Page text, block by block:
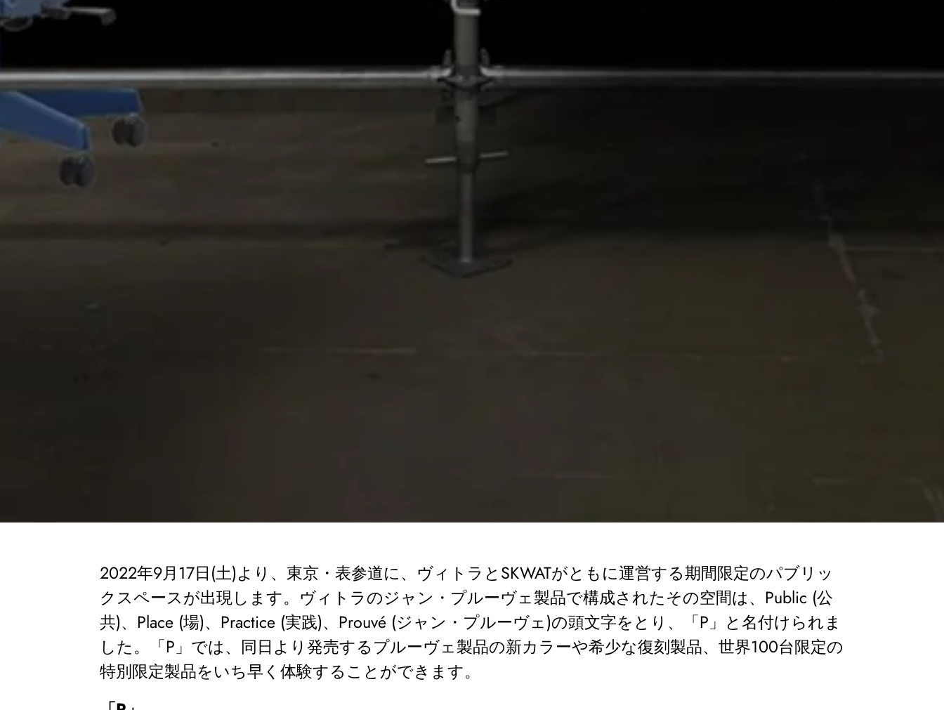
2022年9月17日(土)より、東京・表参道に、ヴィトラとSKWATがともに運営する期間限定のパブリッ
クスペースが出現します。ヴィトラのジャン・プルーヴェ製品で構成されたその空間は、Public (公
共)、Place (場)、Practice (実践)、Prouvé (ジャン・プルーヴェ)の頭文字をとり、「P」と名付けられま
した。「P」では、同日より発売するプルーヴェ製品の新カラーや希少な復刻製品、世界100台限定の
特別限定製品をいち早く体験することができます。